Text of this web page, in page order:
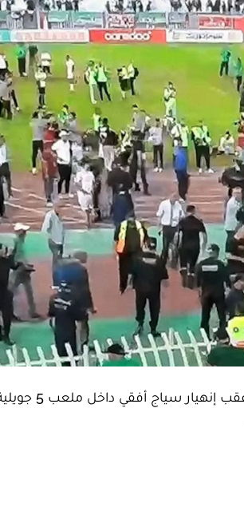
ارتفعت حصيلة وفيات جمهور مولودية الجزائر لكرة القدم إلى 3 مشجعين عقب إنهيار سياج